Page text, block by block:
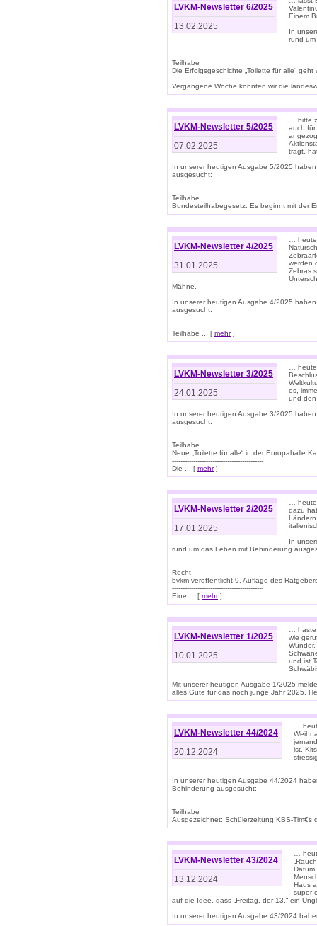
LVKM-Newsletter 6/2025
13.02.2025
Einem
In
rund
Teilhabe
Die Erfolgsgeschichte „Toilette für alle“
-------------------------------------------
Vergangene Woche konnten wir die
LVKM-Newsletter 5/2025
07.02.2025
… bitte
auch für
trägt,
In unserer heutigen Ausgabe 5/2025
ausgesucht:
Teilhabe
Bundesteilhabegesetz: Es beginnt mit der
LVKM-Newsletter 4/2025
31.01.2025
…
werden
Zebras
Mähne.
In unserer heutigen Ausgabe 4/2025
ausgesucht:
Teilhabe ... [ mehr]
LVKM-Newsletter 3/2025
24.01.2025
…
es,
und
In unserer heutigen Ausgabe 3/2025
ausgesucht:
Teilhabe
Neue „Toilette für alle“ in der Europahalle
-------------------------------------------
Die ... [ mehr]
LVKM-Newsletter 2/2025
17.01.2025
…
dazu
In
rund um das Leben mit Behinderung
Recht
bvkm veröffentlicht 9. Auflage des
-------------------------------------------
Eine ... [ mehr]
LVKM-Newsletter 1/2025
10.01.2025
…
wie
und ist
Mit unserer heutigen Ausgabe 1/2025
alles Gute für das noch junge Jahr 2025.
LVKM-Newsletter 44/2024
20.12.2024
…
ist.
In unserer heutigen Ausgabe 44/2024
Behinderung ausgesucht:
Teilhabe
Ausgezeichnet: Schülerzeitung KBS-Tim€s
LVKM-Newsletter 43/2024
13.12.2024
…
Datum
Haus
super
auf die Idee, dass „Freitag, der 13.“ ein
In unserer heutigen Ausgabe 43/2024